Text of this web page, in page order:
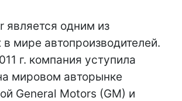
является одним из
мире автопроизводителей.
г. компания уступила
мировом авторынке
General Motors (GM) и